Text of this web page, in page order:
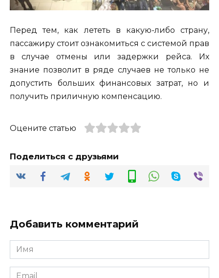
Перед тем, как лететь в какую-либо страну,
пассажиру стоит ознакомиться с системой прав
в случае отмены или задержки рейса. Их
знание позволит в ряде случаев не только не
допустить больших финансовых затрат, но и
получить приличную компенсацию.
Оцените статью
Поделиться с друзьями
Добавить комментарий
Имя
*
Email